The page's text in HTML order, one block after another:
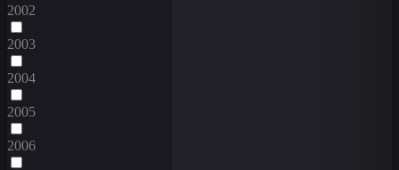
2002
2003
2004
2005
2006